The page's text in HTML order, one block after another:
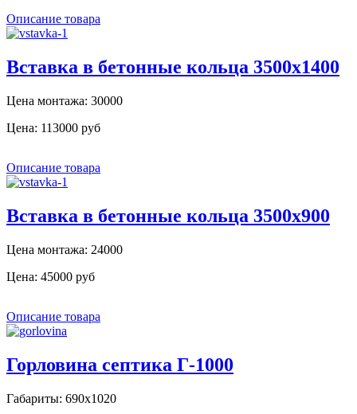
Описание товара
Вставка в бетонные кольца 3500x1400
Цена монтажа: 30000
Цена: 113000 руб
Описание товара
Вставка в бетонные кольца 3500x900
Цена монтажа: 24000
Цена: 45000 руб
Описание товара
Горловина септика Г-1000
Габариты: 690х1020